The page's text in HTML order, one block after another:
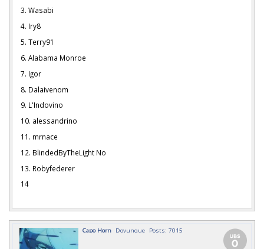
3. Wasabi
4. Iry8
5. Terry91
6. Alabama Monroe
7. Igor
8. Dalaivenom
9. L'Indovino
10. alessandrino
11. mrnace
12. BlindedByTheLight No
13. Robyfederer
14
Capo Horn Dovunque Posts: 7015